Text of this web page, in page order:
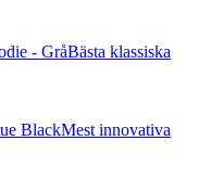
- GråBästa klassiska
BlackMest innovativa